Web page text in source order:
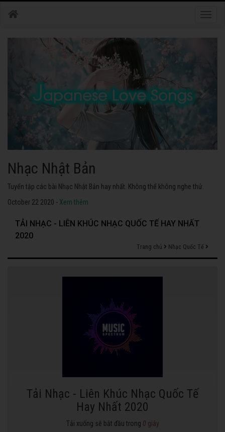
Nhạc Nhật Bản
Tuyển tập các bài Nhạc Nhật Bản hay nhất. Không thể không nghe thử.
October 22 2020 - Xem thêm
TẢI NHẠC - LIÊN KHÚC NHẠC QUỐC TẾ HAY NHẤT
2020
Trang chủ Nhạc Quốc Tế
Tải Nhạc - Liên Khúc Nhạc Quốc Tế
Hay Nhất 2020
Tải xuống sẽ bắt đầu trong 0 giây